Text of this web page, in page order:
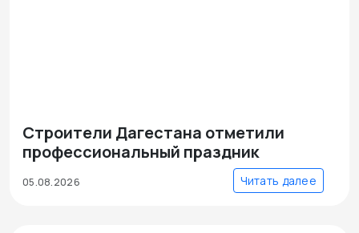
Строители Дагестана отметили
профессиональный праздник
05.08.2026 Читать далее